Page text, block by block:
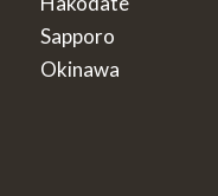
Sapporo
Okinawa